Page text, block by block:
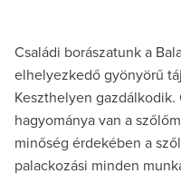
Családi borászatunk a
elhelyezkedő gyönyörű
Keszthelyen gazdálkodik.
hagyománya van a
minőség érdekében a
palackozási minden